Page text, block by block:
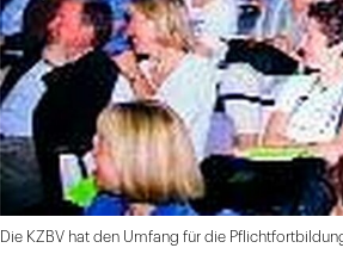
Die KZBV hat den Umfang für die